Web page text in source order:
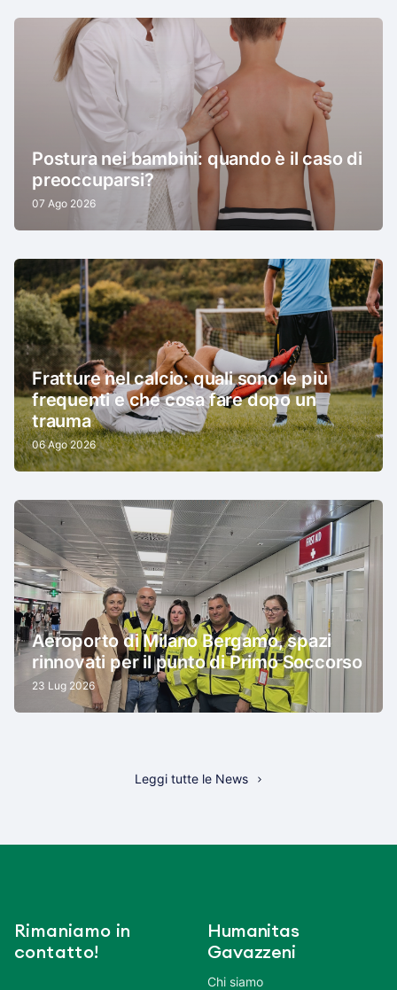
Postura nei bambini: quando è il caso di
preoccuparsi?
07 Ago 2026
Fratture nel calcio: quali sono le più
frequenti e che cosa fare dopo un
trauma
06 Ago 2026
Aeroporto di Milano Bergamo, spazi
rinnovati per il punto di Primo Soccorso
23 Lug 2026
Leggi tutte le News
Rimaniamo in
contatto!
Humanitas
Gavazzeni
Chi siamo